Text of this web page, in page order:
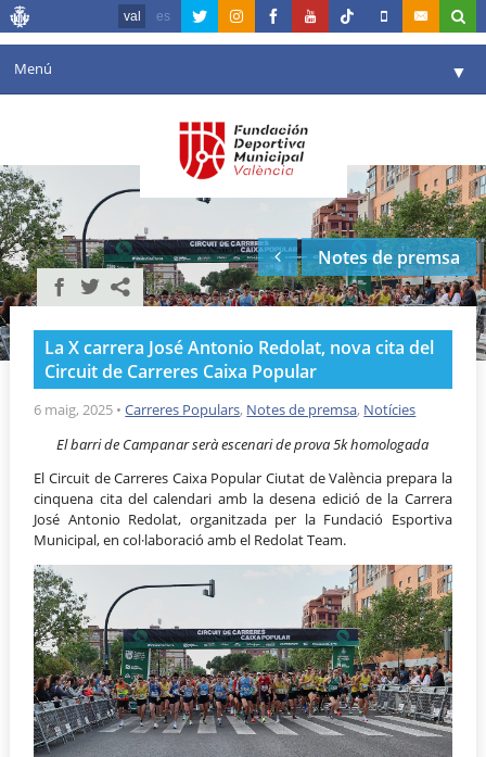
val es
Menú ▼
Agenda
Instal·lacions ▼
Comunicació ▼
València en esport
Portal de Transparència
Reserves
Notes de premsa
La X carrera José Antonio Redolat, nova cita del
Circuit de Carreres Caixa Popular
6 maig, 2025 •Carreres Populars, Notes de premsa, Notícies
El barri de Campanar serà escenari de prova 5k homologada
El Circuit de Carreres Caixa Popular Ciutat de València prepara la
cinquena cita del calendari amb la desena edició de la Carrera
José Antonio Redolat, organitzada per la Fundació Esportiva
Municipal, en col·laboració amb el Redolat Team.